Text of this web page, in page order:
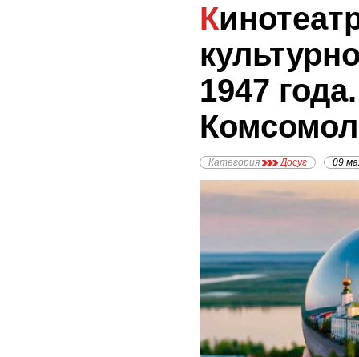
Кинотеатр Комсомолец:
1947 года.
Категория Досуг 09